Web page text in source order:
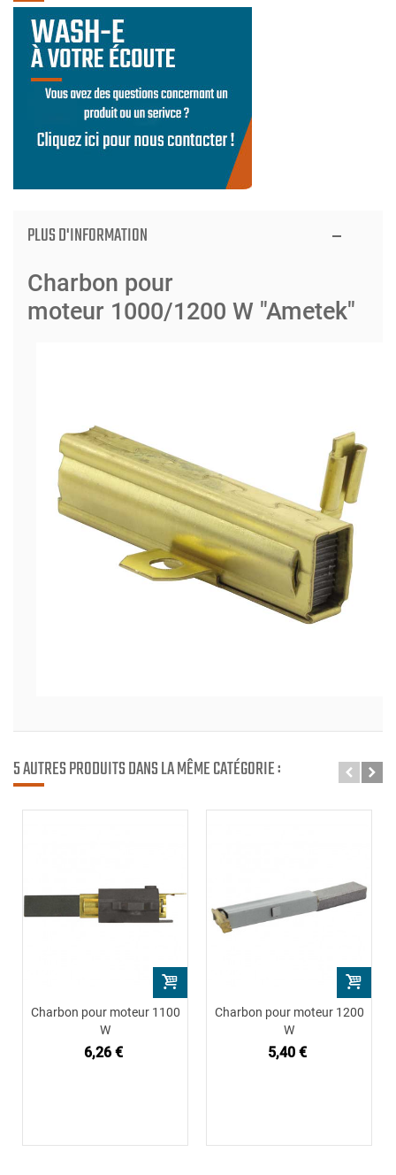
PLUS D'INFORMATION
Charbon pour
moteur 1000/1200 W "Ametek"
5 AUTRES PRODUITS DANS LA MÊME CATÉGORIE :
Charbon pour moteur 1100
W
6,26 €
Charbon pour moteur 1200
W
5,40 €